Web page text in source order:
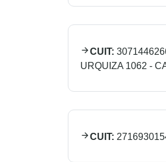
CUIT:
URQUIZA 1062 -
CUIT: